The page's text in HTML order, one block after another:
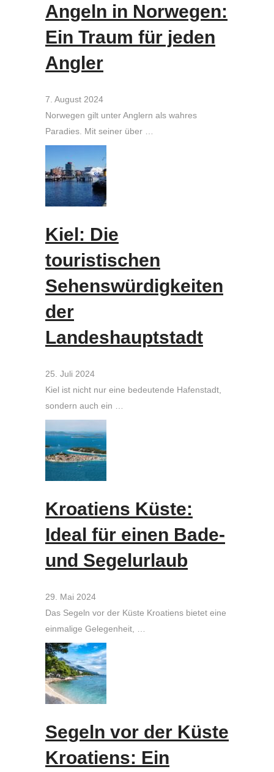
Angeln in Norwegen:
Ein Traum für jeden
Angler
7. August 2024
Norwegen gilt unter Anglern als wahres
Paradies. Mit seiner über …
Kiel: Die
touristischen
Sehenswürdigkeiten
der
Landeshauptstadt
25. Juli 2024
Kiel ist nicht nur eine bedeutende Hafenstadt,
sondern auch ein …
Kroatiens Küste:
Ideal für einen Bade-
und Segelurlaub
29. Mai 2024
Das Segeln vor der Küste Kroatiens bietet eine
einmalige Gelegenheit, …
Segeln vor der Küste
Kroatiens: Ein